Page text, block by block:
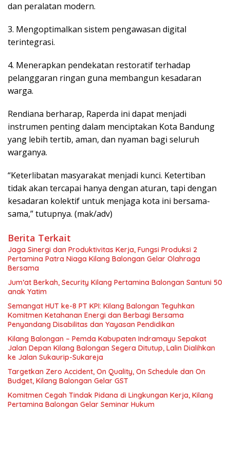
dan peralatan modern.
3. Mengoptimalkan sistem pengawasan digital
terintegrasi.
4. Menerapkan pendekatan restoratif terhadap
pelanggaran ringan guna membangun kesadaran
warga.
Rendiana berharap, Raperda ini dapat menjadi
instrumen penting dalam menciptakan Kota Bandung
yang lebih tertib, aman, dan nyaman bagi seluruh
warganya.
“Keterlibatan masyarakat menjadi kunci. Ketertiban
tidak akan tercapai hanya dengan aturan, tapi dengan
kesadaran kolektif untuk menjaga kota ini bersama-
sama,” tutupnya. (mak/adv)
Berita Terkait
Jaga Sinergi dan Produktivitas Kerja, Fungsi Produksi 2
Pertamina Patra Niaga Kilang Balongan Gelar Olahraga
Bersama
Jum’at Berkah, Security Kilang Pertamina Balongan Santuni 50
anak Yatim
Semangat HUT ke-8 PT KPI: Kilang Balongan Teguhkan
Komitmen Ketahanan Energi dan Berbagi Bersama
Penyandang Disabilitas dan Yayasan Pendidikan
Kilang Balongan – Pemda Kabupaten Indramayu Sepakat
Jalan Depan Kilang Balongan Segera Ditutup, Lalin Dialihkan
ke Jalan Sukaurip-Sukareja
Targetkan Zero Accident, On Quality, On Schedule dan On
Budget, Kilang Balongan Gelar GST
Komitmen Cegah Tindak Pidana di Lingkungan Kerja, Kilang
Pertamina Balongan Gelar Seminar Hukum